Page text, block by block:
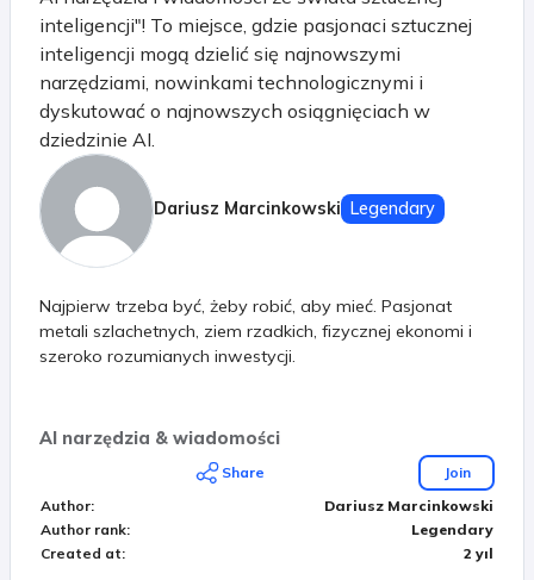
inteligencji"! To miejsce, gdzie pasjonaci sztucznej
inteligencji mogą dzielić się najnowszymi
narzędziami, nowinkami technologicznymi i
dyskutować o najnowszych osiągnięciach w
dziedzinie AI.
Dariusz Marcinkowski Legendary
Najpierw trzeba być, żeby robić, aby mieć. Pasjonat
metali szlachetnych, ziem rzadkich, fizycznej ekonomi i
szeroko rozumianych inwestycji.
AI narzędzia & wiadomości
Share
Join
Author:
Dariusz Marcinkowski
Author rank:
Legendary
Created at: 2 yıl